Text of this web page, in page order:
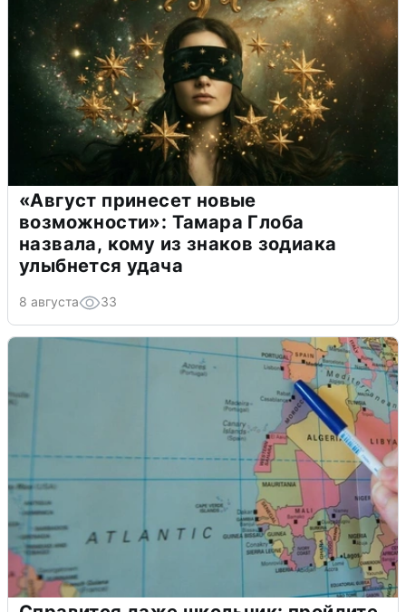
«Август принесет новые
возможности»: Тамара Глоба
назвала, кому из знаков зодиака
улыбнется удача
8 августа 33